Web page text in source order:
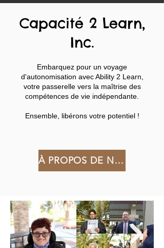
Capacité 2 Learn,
Inc.
Embarquez pour un voyage
d'autonomisation avec Ability 2 Learn,
votre passerelle vers la maîtrise des
compétences de vie indépendante.
Ensemble, libérons votre potentiel !
À PROPOS DE NOUS